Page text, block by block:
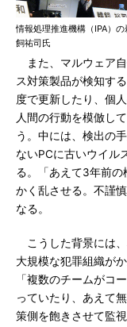
情報処理推進機構（IPA）の
飼祐司氏
また、マルウェア
ス対策製品が検知す
度で更新したり、個
人間の行動を模倣し
う。中には、検出の
ないPCに古いウイル
る。「あえて3年前
かく乱させる。不謹
なる。
こうした背景には、
大規模な犯罪組織が
「複数のチームがコ
っていたり、あえて
策側を飽きさせて監